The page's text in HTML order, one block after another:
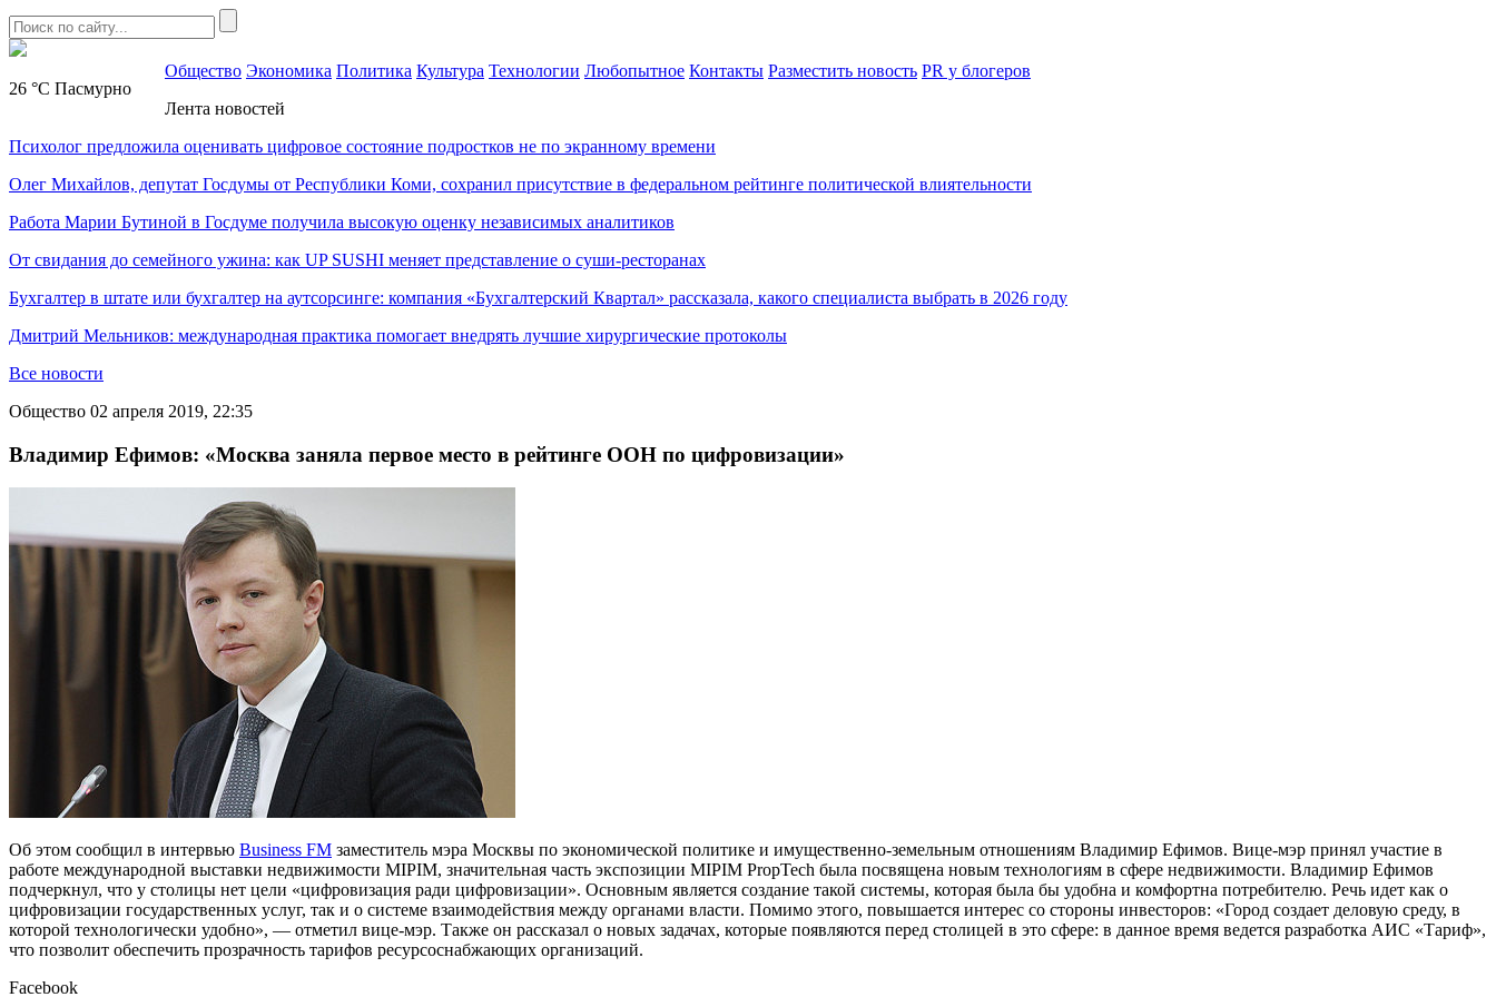
26 °C Пасмурно
Общество Экономика Политика Культура Технологии Любопытное Контакты Разместить новость PR у блогеров
Лента новостей
Психолог предложила оценивать цифровое состояние подростков не по экранному времени
Олег Михайлов, депутат Госдумы от Республики Коми, сохранил присутствие в федеральном рейтинге политической влиятельности
Работа Марии Бутиной в Госдуме получила высокую оценку независимых аналитиков
От свидания до семейного ужина: как UP SUSHI меняет представление о суши-ресторанах
Бухгалтер в штате или бухгалтер на аутсорсинге: компания «Бухгалтерский Квартал» рассказала, какого специалиста выбрать в 2026 году
Дмитрий Мельников: международная практика помогает внедрять лучшие хирургические протоколы
Все новости
Общество 02 апреля 2019, 22:35
Владимир Ефимов: «Москва заняла первое место в рейтинге ООН по цифровизации»
Об этом сообщил в интервью Business FM заместитель мэра Москвы по экономической политике и имущественно-земельным отношениям Владимир Ефимов. Вице-мэр принял участие в
работе международной выставки недвижимости MIPIM, значительная часть экспозиции MIPIM PropTech была посвящена новым технологиям в сфере недвижимости. Владимир Ефимов
подчеркнул, что у столицы нет цели «цифровизация ради цифровизации». Основным является создание такой системы, которая была бы удобна и комфортна потребителю. Речь идет как о
цифровизации государственных услуг, так и о системе взаимодействия между органами власти. Помимо этого, повышается интерес со стороны инвесторов: «Город создает деловую среду, в
которой технологически удобно», — отметил вице-мэр. Также он рассказал о новых задачах, которые появляются перед столицей в это сфере: в данное время ведется разработка АИС «Тариф»,
что позволит обеспечить прозрачность тарифов ресурсоснабжающих организаций.
Facebook